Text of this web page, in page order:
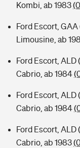
Kombi, ab 1983
Ford Escort, GAA
Limousine, ab
Ford Escort, ALD
Cabrio, ab 1984
Ford Escort, ALD
Cabrio, ab 1984
Ford Escort, ALD
Cabrio, ab 1983